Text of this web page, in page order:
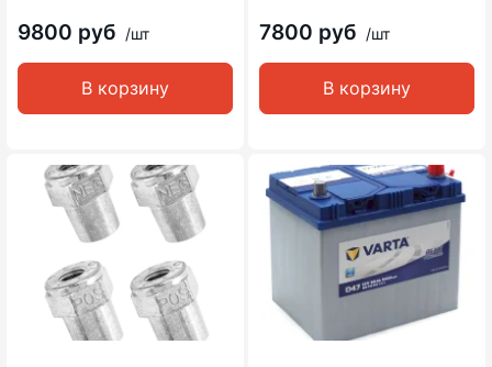
9800 руб /шт
В корзину
7800 руб /шт
В корзину